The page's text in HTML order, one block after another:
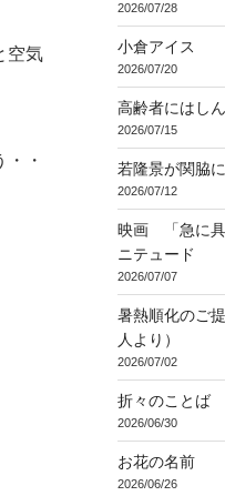
空気
・
2026/07/28
小倉アイス
2026/07/20
高齢者にはし
2026/07/15
若隆景が関脇に
2026/07/12
映画 「急に具
ニテュード
2026/07/07
暑熱順化のご
人より）
2026/07/02
折々のことば
2026/06/30
お花の名前
2026/06/26